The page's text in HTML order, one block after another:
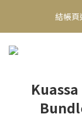
新會員送500！滿
結帳
新會員送500！滿